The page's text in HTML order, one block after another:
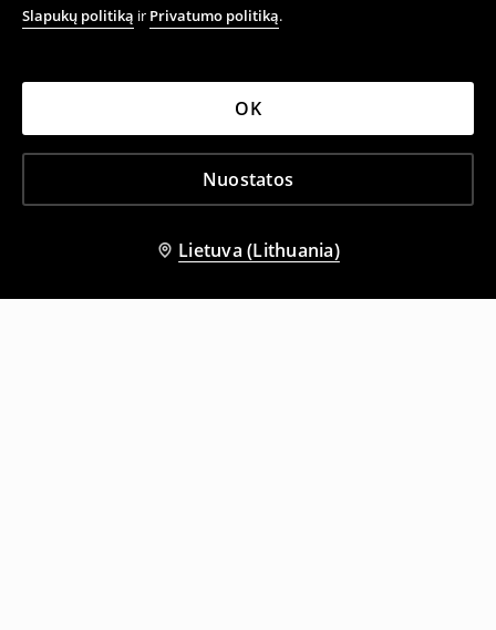
Slapukų politiką ir Privatumo politiką.
Nuostatos
OK
Lietuva (Lithuania)